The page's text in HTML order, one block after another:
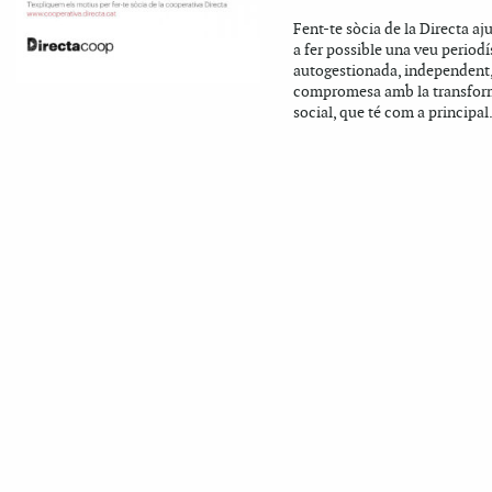
Fent-te sòcia de la Directa
a fer possible una veu
autogestionada,
compromesa amb la
social, que té com a